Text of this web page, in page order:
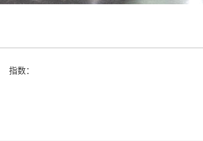
指数：